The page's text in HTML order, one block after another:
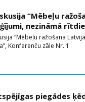
“Mēbeļu
nezināmā
“Mēbeļu ražošana
Konferenču zāle Nr. 1
piegādes